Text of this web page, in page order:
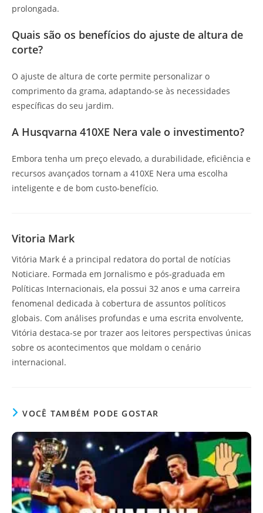
prolongada.
Quais são os benefícios do ajuste de altura de
corte?
O ajuste de altura de corte permite personalizar o
comprimento da grama, adaptando-se às necessidades
específicas do seu jardim.
A Husqvarna 410XE Nera vale o investimento?
Embora tenha um preço elevado, a durabilidade, eficiência e
recursos avançados tornam a 410XE Nera uma escolha
inteligente e de bom custo-benefício.
Vitoria Mark
Vitória Mark é a principal redatora do portal de notícias
Noticiare. Formada em Jornalismo e pós-graduada em
Políticas Internacionais, ela possui 32 anos e uma carreira
fenomenal dedicada à cobertura de assuntos políticos
globais. Com análises profundas e uma escrita envolvente,
Vitória destaca-se por trazer aos leitores perspectivas únicas
sobre os acontecimentos que moldam o cenário
internacional.
VOCÊ TAMBÉM PODE GOSTAR